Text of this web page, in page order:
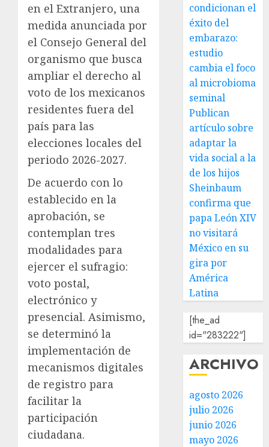
en el Extranjero, una
medida anunciada por
el Consejo General del
organismo que busca
ampliar el derecho al
voto de los mexicanos
residentes fuera del
país para las
elecciones locales del
periodo 2026-2027.
De acuerdo con lo
establecido en la
aprobación, se
contemplan tres
modalidades para
ejercer el sufragio:
voto postal,
electrónico y
presencial. Asimismo,
se determinó la
implementación de
mecanismos digitales
de registro para
facilitar la
participación
ciudadana.
condicionan el
éxito del
embarazo:
estudio
cambia el foco
al microbioma
seminal
Publican
artículo sobre
adaptar la
vida social a la
de los hijos
Sheinbaum
confirma que
papa León XIV
no visitará
México en su
gira por
América
Latina
[the_ad
id="283222"]
ARCHIVO
agosto 2026
julio 2026
junio 2026
mayo 2026